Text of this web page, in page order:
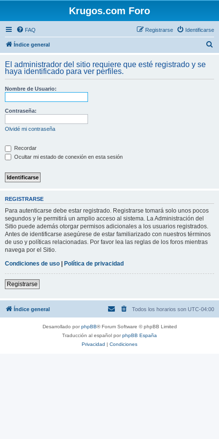
Krugos.com Foro
FAQ Identificarse
Registrarse
Índice general
c
El administrador del sitio requiere que esté registrado y se
haya identificado para ver perfiles.
Nombre de Usuario:
Contraseña:
Olvidé mi contraseña
Recordar
Ocultar mi estado de conexión en esta sesión
REGISTRARSE
Para autenticarse debe estar registrado. Registrarse tomará solo unos pocos
segundos y le permitirá un amplio acceso al sistema. La Administración del
Sitio puede además otorgar permisos adicionales a los usuarios registrados.
Antes de identificarse asegúrese de estar familiarizado con nuestros términos
de uso y políticas relacionadas. Por favor lea las reglas de los foros mientras
navega por el Sitio.
Condiciones de uso | Política de privacidad
Registrarse
Índice general Todos los horarios son UTC-04:00
Desarrollado porphpBB® Forum Software © phpBB Limited
Traducción al español porphpBB España
Privacidad | Condiciones